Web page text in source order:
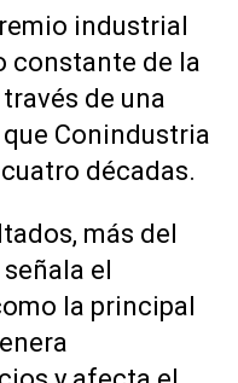
industrial
constante de la
de una
Conindustria
décadas.
más del
el
la principal